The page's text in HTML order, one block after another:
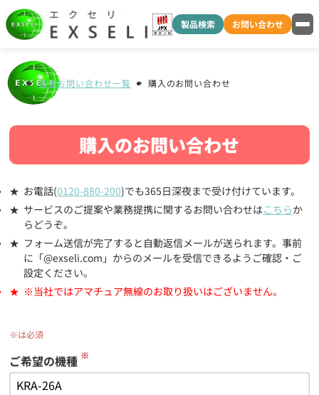
製品検索 お問い合わせ
各種お問い合わせ一覧 購入のお問い合わせ
購入のお問い合わせ
お電話(0120-880-200)でも365日深夜まで受け付けています。
サービスのご提案や業務提携に関するお問い合わせはこちらか
らどうぞ。
フォーム送信が完了すると自動返信メールが送られます。事前
に「@exseli.com」からのメールを受信できるようご確認・ご
設定ください。
※当社ではアマチュア無線のお取り扱いはございません。
※は必須
ご希望の機種 ※